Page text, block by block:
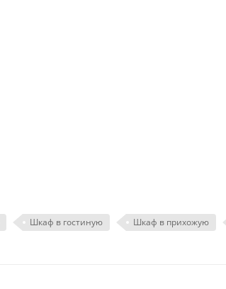
Шкаф в гостиную Шкаф в прихожую